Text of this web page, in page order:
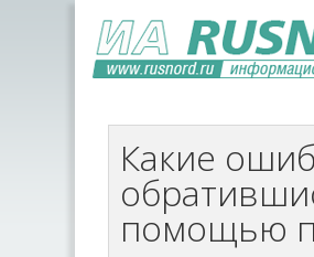
Какие
помощью